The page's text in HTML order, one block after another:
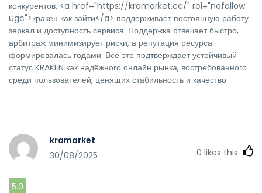
конкурентов, <a href="https://kramarket.cc/" rel="nofollow
ugc">кракен как зайти</a> поддерживает постоянную работу
зеркал и доступность сервиса. Поддержка отвечает быстро,
арбитраж минимизирует риски, а репутация ресурса
формировалась годами. Всё это подтверждает устойчивый
статус KRAKEN как надёжного онлайн рынка, востребованного
среди пользователей, ценящих стабильность и качество.
kramarket
30/08/2025
0 likes this
5.0